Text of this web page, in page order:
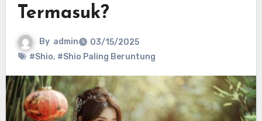
Termasuk?
By admin
03/15/2025
#Shio, #Shio Paling Beruntung